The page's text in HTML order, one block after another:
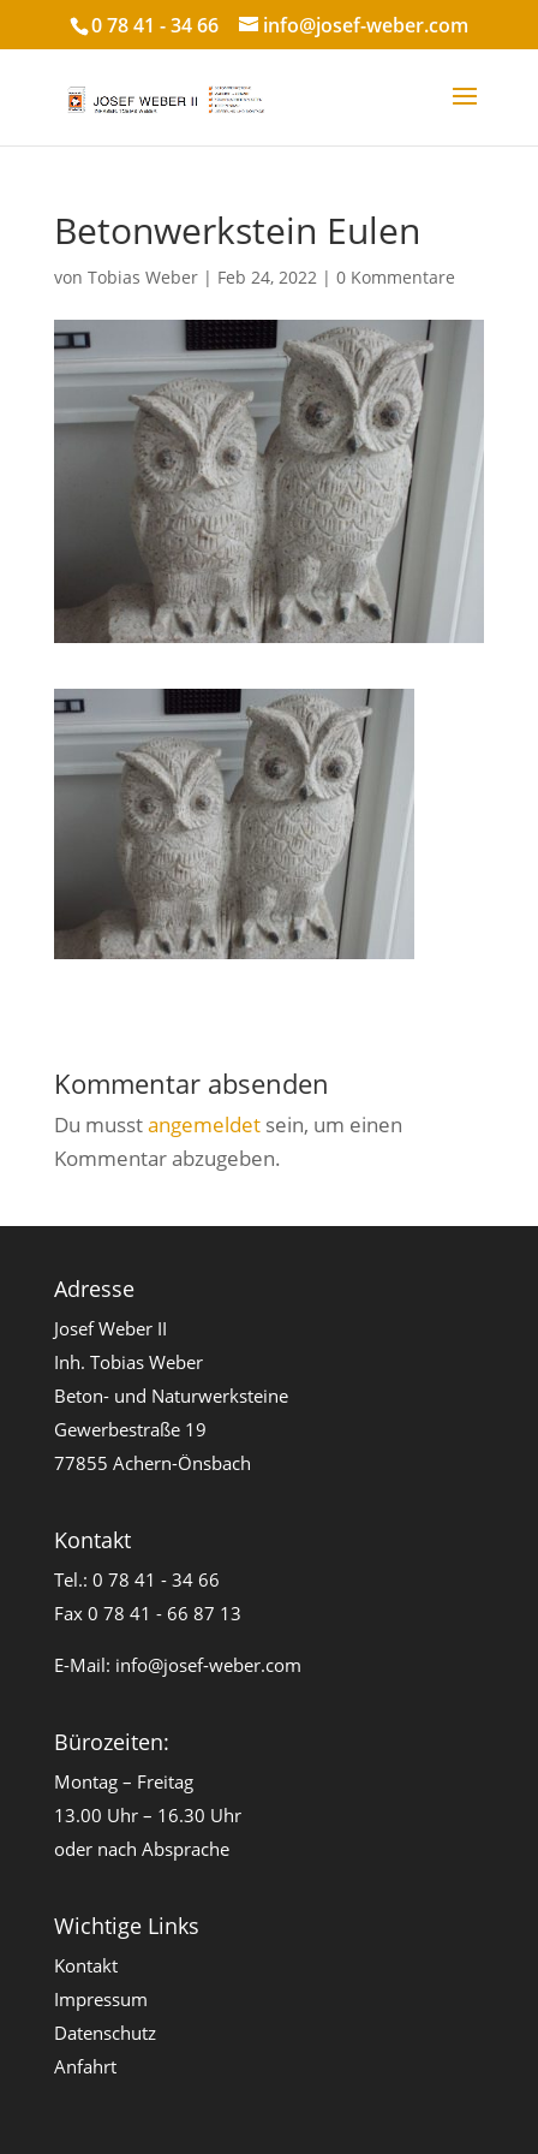
0 78 41 - 34 66 info@josef-weber.com
Betonwerkstein Eulen
von Tobias Weber| Feb 24, 2022| 0 Kommentare
Kommentar absenden
Du musstangemeldetsein, um einen
Kommentar abzugeben.
Adresse
Josef Weber II
Inh. Tobias Weber
Beton- und Naturwerksteine
Gewerbestraße 19
77855 Achern-Önsbach
Kontakt
Tel.: 0 78 41 - 34 66
Fax 0 78 41 - 66 87 13
E-Mail: info@josef-weber.com
Bürozeiten:
Montag – Freitag
13.00 Uhr – 16.30 Uhr
oder nach Absprache
Wichtige Links
Kontakt
Impressum
Datenschutz
Anfahrt